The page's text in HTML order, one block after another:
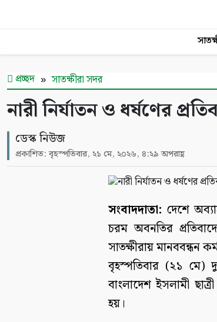
প্রচ্ছদ সাতক্ষীরা সদর
নারী নির্যাতন ও ধর্ষণের
ডেস্ক নিউজ
প্রকাশিত: বৃহস্পতিবার, ২১ মে, ২০২৬, ৪:২৯ অপরাহ্ণ
সংবাদদাতা: দেশে
চরম অবনতির
সাতক্ষীরায় মানববন্ধন
বৃহস্পতিবার (২১ মে)
বাংলাদেশ ইসলামী
হয়।